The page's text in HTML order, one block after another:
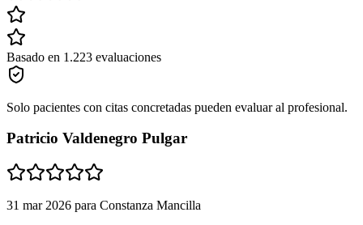
Basado en 1.223 evaluaciones
Solo pacientes con citas concretadas pueden evaluar al profesional.
Patricio Valdenegro Pulgar
31 mar 2026 para Constanza Mancilla